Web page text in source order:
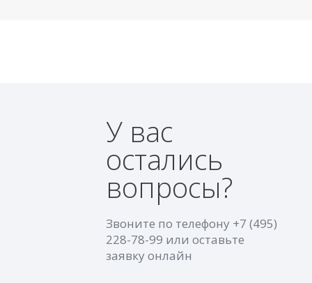
У вас
остались
вопросы?
Звоните по телефону +7 (495)
228-78-99 или оставьте
заявку онлайн